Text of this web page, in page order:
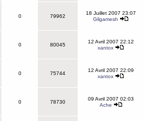
0 79962
18 Juillet 2007 23:07
Gilgamesh
0 80045
12 Avril 2007 22:12
xantox
0 75744
12 Avril 2007 22:09
xantox
0 78730
09 Avril 2007 02:03
Ache